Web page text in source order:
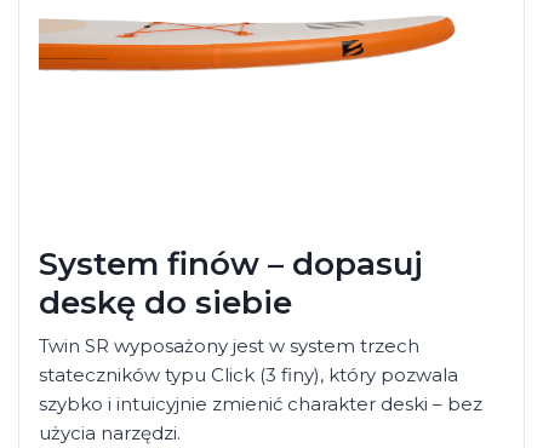
System finów – dopasuj
deskę do siebie
Twin SR wyposażony jest w system trzech
stateczników typu Click (3 finy), który pozwala
szybko i intuicyjnie zmienić charakter deski – bez
użycia narzędzi.